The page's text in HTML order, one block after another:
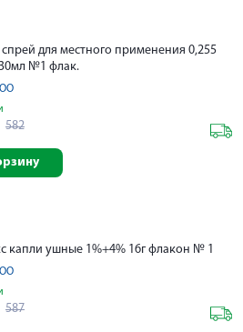
для местного применения 0,255
№1 флак.
582
капли ушные 1%+4% 16г флакон № 1
587